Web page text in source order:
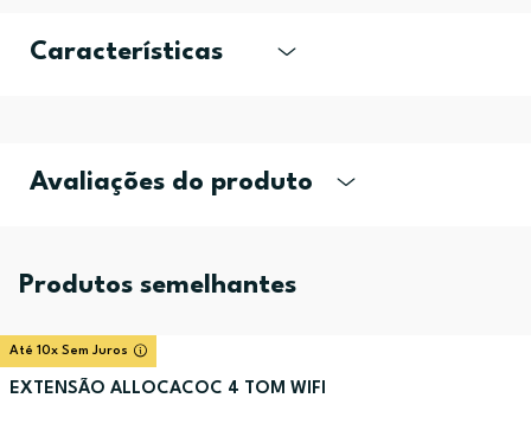
Características
Avaliações do produto
Produtos semelhantes
Até 10x Sem Juros
EXTENSÃO ALLOCACOC 4 TOM WIFI